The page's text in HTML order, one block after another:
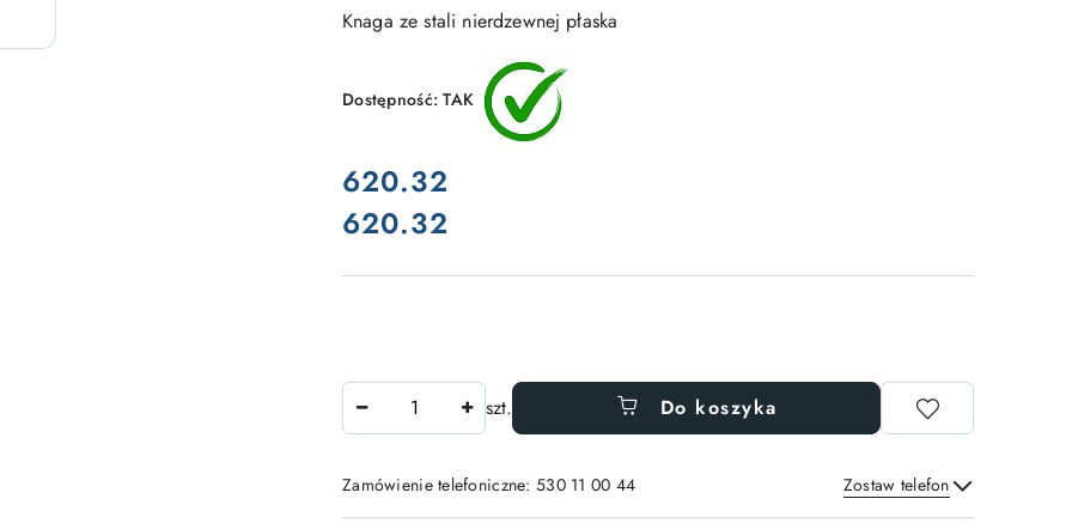
I
PRZEMYSŁOWEGO
Knaga ze stali nierdzewnej płaska
Dostępność:TAK
cena:
620.32
Cena:
620.32
szt. Do koszyka
Zamówienie telefoniczne: 530 11 00 44 Zostaw telefon
Wyślij